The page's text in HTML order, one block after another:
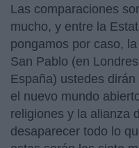
Las comparaciones
mucho, y entre la
pongamos por caso,
San Pablo (en
España) ustedes
el nuevo mundo
religiones y la alianza
desaparecer todo lo